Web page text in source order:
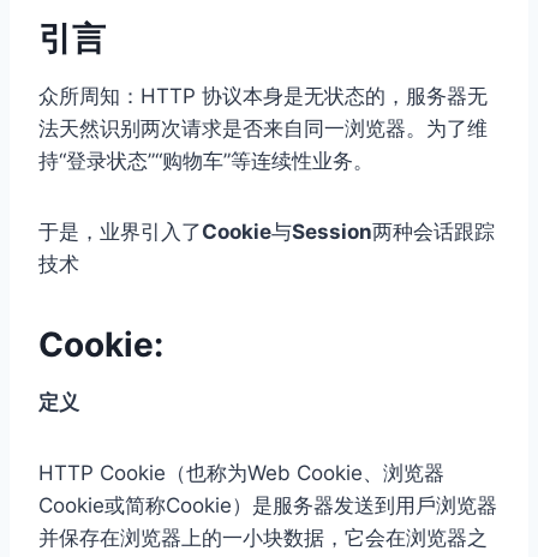
引言
众所周知：HTTP 协议本身是无状态的，服务器无
法天然识别两次请求是否来自同一浏览器。为了维
持“登录状态”“购物车”等连续性业务。
于是，业界引入了Cookie与Session两种会话跟踪
技术
Cookie:
定义
HTTP Cookie（也称为Web Cookie、浏览器
Cookie或简称Cookie）是服务器发送到⽤⼾浏览器
并保存在浏览器上的⼀⼩块数据，它会在浏览器之